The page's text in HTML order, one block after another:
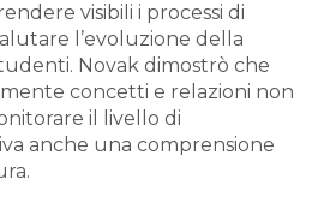
visibili i processi di
l’evoluzione della
Novak dimostrò che
concetti e relazioni non
il livello di
anche una comprensione